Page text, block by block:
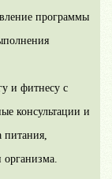
программы
и фитнесу с
консультации и
питания,
организма.